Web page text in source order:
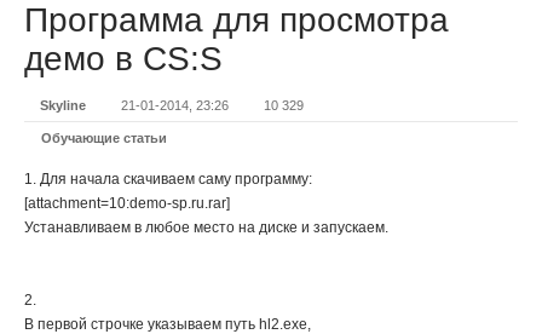
Программа для просмотра
демо в CS:S
Skyline 21-01-2014, 23:26 10 329
Обучающие статьи
1. Для начала скачиваем саму программу:
[attachment=10:demo-sp.ru.rar]
Устанавливаем в любое место на диске и запускаем.
2.
В первой строчке указываем путь hl2.exe,